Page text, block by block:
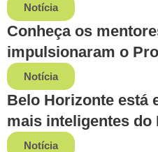
Notícia
Conheça os
impulsionaram o
Notícia
Belo Horizonte está
mais inteligentes do
Notícia